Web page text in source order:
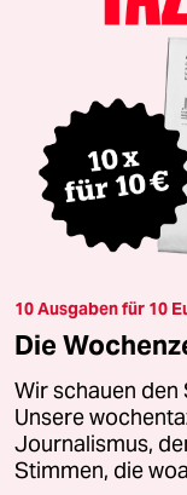
10 Ausgaben für 10
Die
Wir schauen den
Unsere
Journalismus,
Stimmen, die